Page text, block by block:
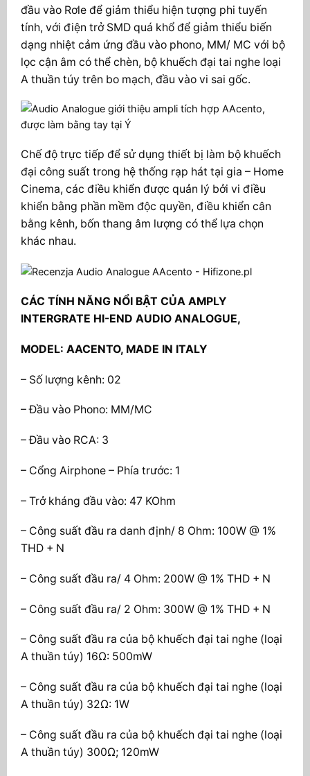
đầu vào Rơle để giảm thiểu hiện tượng phi tuyến
tính, với điện trở SMD quá khổ để giảm thiểu biến
dạng nhiệt cảm ứng đầu vào phono, MM/ MC với bộ
lọc cận âm có thể chèn, bộ khuếch đại tai nghe loại
A thuần túy trên bo mạch, đầu vào vi sai gốc.
Chế độ trực tiếp để sử dụng thiết bị làm bộ khuếch
đại công suất trong hệ thống rạp hát tại gia – Home
Cinema, các điều khiển được quản lý bởi vi điều
khiển bằng phần mềm độc quyền, điều khiển cân
bằng kênh, bốn thang âm lượng có thể lựa chọn
khác nhau.
CÁC TÍNH NĂNG NỔI BẬT CỦA AMPLY
INTERGRATE HI-END AUDIO ANALOGUE,
MODEL: AACENTO, MADE IN ITALY
– Số lượng kênh: 02
– Đầu vào Phono: MM/MC
– Đầu vào RCA: 3
– Cổng Airphone – Phía trước: 1
– Trở kháng đầu vào: 47 KOhm
– Công suất đầu ra danh định/ 8 Ohm: 100W @ 1%
THD + N
– Công suất đầu ra/ 4 Ohm: 200W @ 1% THD + N
– Công suất đầu ra/ 2 Ohm: 300W @ 1% THD + N
– Công suất đầu ra của bộ khuếch đại tai nghe (loại
A thuần túy) 16Ω: 500mW
– Công suất đầu ra của bộ khuếch đại tai nghe (loại
A thuần túy) 32Ω: 1W
– Công suất đầu ra của bộ khuếch đại tai nghe (loại
A thuần túy) 300Ω; 120mW